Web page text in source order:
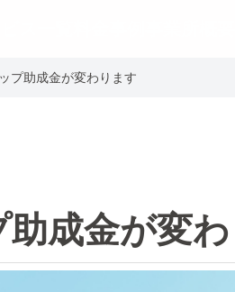
プ助成金が変わります
成金が変